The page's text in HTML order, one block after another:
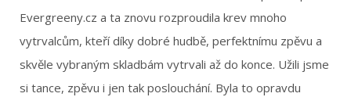
Evergreeny.cz a ta znovu rozproudila krev mnoho
vytrvalcům, kteří díky dobré hudbě, perfektnímu zpěvu a
skvěle vybraným skladbám vytrvali až do konce. Užili jsme
si tance, zpěvu i jen tak poslouchání. Byla to opravdu